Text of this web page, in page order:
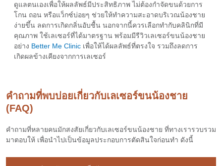
ดูแลตนเองเพื่อให้ผลลัพธ์มีประสิทธิภาพ ไม่ต้องกำจัดขนด้วยการ
โกน ถอน หรือแว็กซ์บ่อยๆ ช่วยให้ทำความสะอาดบริเวณน้องชาย
ง่ายขึ้น ลดการเกิดกลิ่นอับชื้น นอกจากนี้ควรเลือกทำกับคลินิกที่มี
คุณภาพ ใช้เลเซอร์ที่ได้มาตรฐาน พร้อมมีรีวิวเลเซอร์ขนน้องชาย
อย่าง Better Me Clinic เพื่อให้ได้ผลลัพธ์ที่ตรงใจ รวมถึงลดการ
เกิดผลข้างเคียงจากการเลเซอร์
คำถามที่พบบ่อยเกี่ยวกับเลเซอร์ขนน้องชาย
(FAQ)
คำถามที่หลายคนมักสงสัยเกี่ยวกับเลเซอร์ขนน้องชาย ที่ทางเรารวบรวม
มาตอบให้ เพื่อนำไปเป็นข้อมูลประกอบการตัดสินใจก่อนทำ ดังนี้